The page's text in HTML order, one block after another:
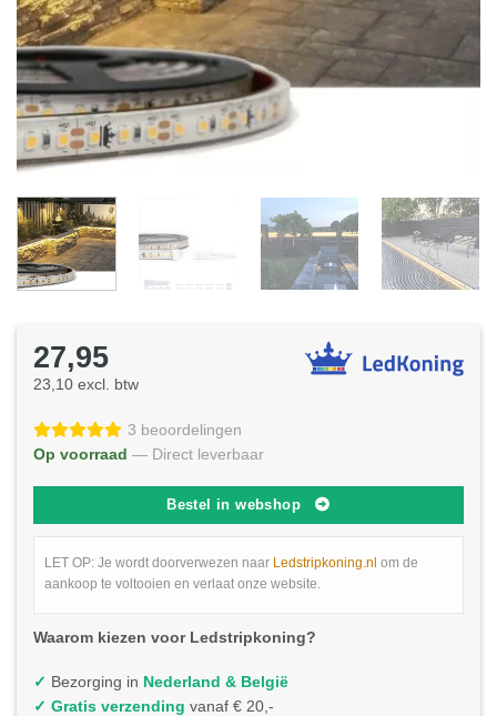
27,95
23,10 excl. btw
3 beoordelingen
Op voorraad — Direct leverbaar
Bestel in webshop
LET OP: Je wordt doorverwezen naar Ledstripkoning.nl om de
aankoop te voltooien en verlaat onze website.
Waarom kiezen voor Ledstripkoning?
✓ Bezorging in Nederland & België
✓ Gratis verzending vanaf € 20,-